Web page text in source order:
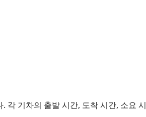
각 기차의 출발 시간, 도착 시간, 소요 시